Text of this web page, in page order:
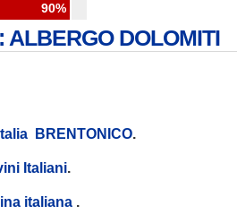
90%
DOLOMITI
BRENTONICO
Italiani
italiana